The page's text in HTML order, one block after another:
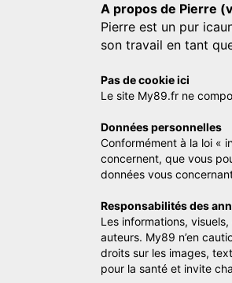
A propos de Pierre
Pierre est un pur
son travail en tant
Pas de cookie ici
Le site My89.fr ne
Données personnelles
Conformément à la loi «
concernent, que vous
données vous
Responsabilités des
Les informations,
auteurs. My89 n’en
droits sur les images,
pour la santé et invite